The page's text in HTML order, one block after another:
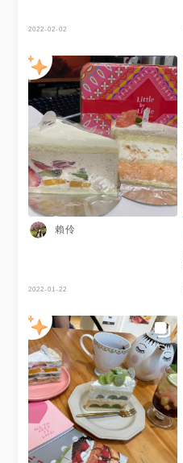
的日常 #兩隻豬的日常 #甜點
美咖啡廳 #戚風蛋糕 #巧克力 #
原味#伴手禮 #下午茶 #兩隻豬
吃饅饅好食 #兩隻豬吃甜點 #兩
隻豬吃下午茶 #Taiwan #food#
兩隻豬吃新竹美食 #兩隻豬吃戚
風蛋糕 #兩隻豬豬吃甜點
2022-02-02
賴伶
2022-01-22